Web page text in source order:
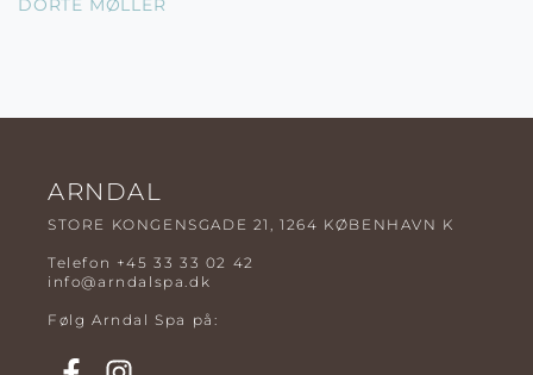
DORTE MØLLER
ARNDAL
STORE KONGENSGADE 21, 1264 KØBENHAVN K
Telefon +45 33 33 02 42
info@arndalspa.dk
Følg Arndal Spa på: